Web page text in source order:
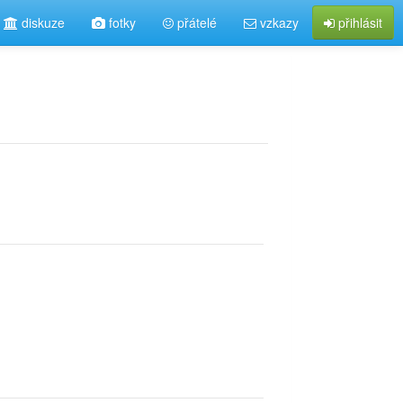
diskuze fotky přátelé vzkazy přihlásit